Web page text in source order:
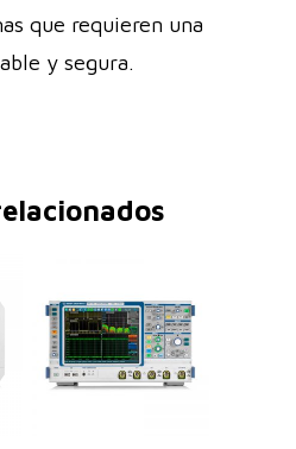
que requieren una
y segura.